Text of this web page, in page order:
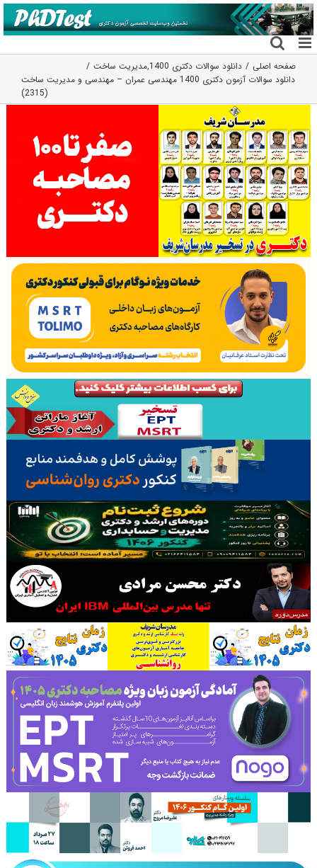
رفتن
به
محتوا
صفحه اصلی دانلود سوالات دکتری 1400 ,مدیریت ساخت
دانلود سوالات آزمون دکتری 1400 مهندسی عمران – مهندسی و مدیریت ساخت
(2315)